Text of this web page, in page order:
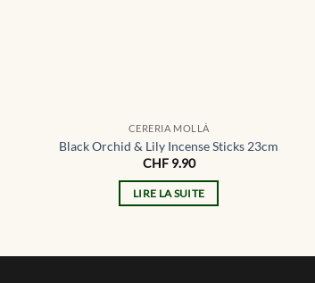
CERERIA MOLLÁ
Black Orchid & Lily Incense Sticks 23cm
CHF9.90
LIRE LA SUITE